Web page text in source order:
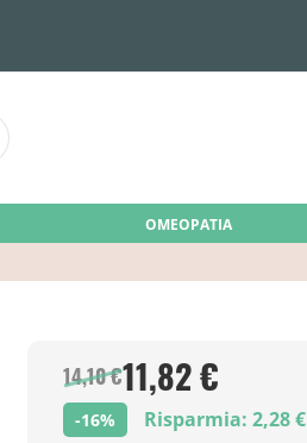
OMEOPATIA
14,10 €11,82 €
-16% Risparmia: 2,28 €